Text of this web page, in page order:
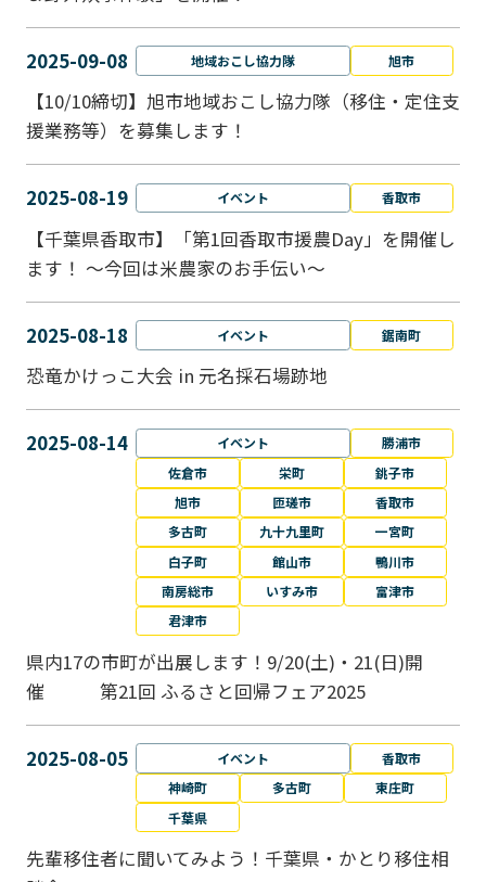
2025-09-08 地域おこし協力隊 旭市
【10/10締切】旭市地域おこし協力隊（移住・定住支
援業務等）を募集します！
2025-08-19 イベント 香取市
【千葉県香取市】「第1回香取市援農Day」を開催し
ます！ ～今回は米農家のお手伝い～
2025-08-18 イベント 鋸南町
恐竜かけっこ大会 in 元名採石場跡地
2025-08-14 イベント
勝浦市
佐倉市
栄町
銚子市
旭市
匝瑳市
香取市
多古町
九十九里町
一宮町
白子町
館山市
鴨川市
南房総市
いすみ市
富津市
君津市
県内17の市町が出展します！9/20(土)・21(日)開
催 第21回 ふるさと回帰フェア2025
2025-08-05 イベント
香取市
神崎町
多古町
東庄町
千葉県
先輩移住者に聞いてみよう！千葉県・かとり移住相